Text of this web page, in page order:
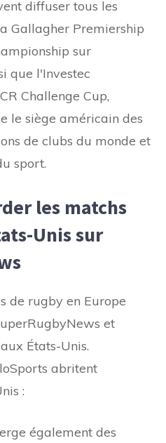
diffuser tous les
Gallagher Premiership
sur
que l'Investec
Challenge Cup,
le siège américain des
de clubs du monde et
sport.
les matchs
Unis sur
de rugby en Europe
et
États-Unis.
abritent
:
également des